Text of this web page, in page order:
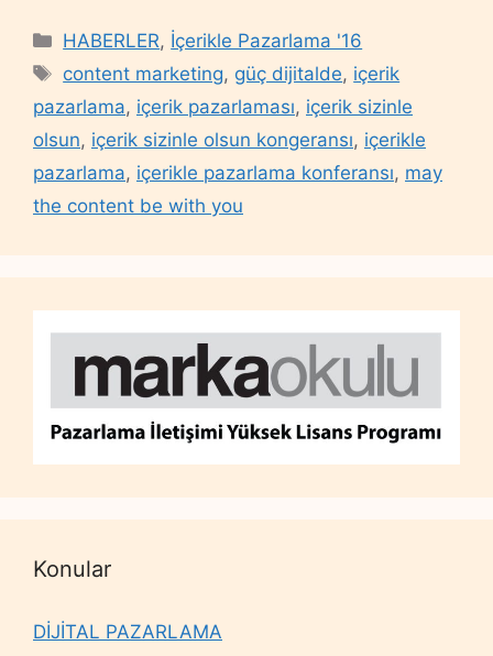
Categories
HABERLER, İçerikle Pazarlama '16
Tags
content marketing, güç dijitalde, içerik
pazarlama, içerik pazarlaması, içerik sizinle
olsun, içerik sizinle olsun kongeransı, içerikle
pazarlama, içerikle pazarlama konferansı, may
the content be with you
Konular
DİJİTAL PAZARLAMA